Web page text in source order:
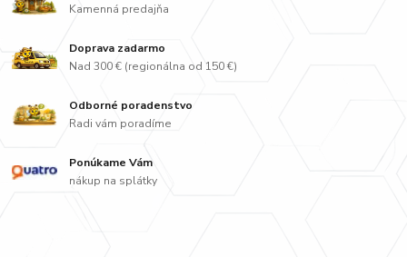
Kamenná predajňa
Doprava zadarmo
Nad 300 € (regionálna od 150 €)
Odborné poradenstvo
Radi vám poradíme
Ponúkame Vám
nákup na splátky